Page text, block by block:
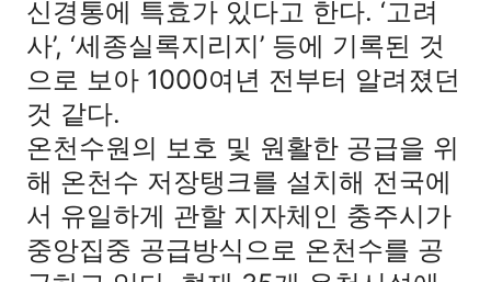
신경통에 특효가 있다고 한다. ‘고려
사’, ‘세종실록지리지’ 등에 기록된 것
으로 보아 1000여년 전부터 알려졌던
것 같다.
온천수원의 보호 및 원활한 공급을 위
해 온천수 저장탱크를 설치해 전국에
서 유일하게 관할 지자체인 충주시가
중앙집중 공급방식으로 온천수를 공